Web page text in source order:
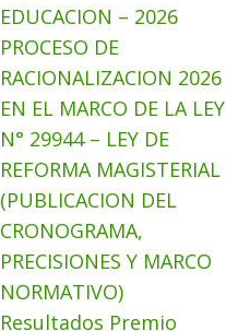
EDUCACION – 2026
PROCESO DE
RACIONALIZACION 2026
EN EL MARCO DE LA LEY
N° 29944 – LEY DE
REFORMA MAGISTERIAL
(PUBLICACION DEL
CRONOGRAMA,
PRECISIONES Y MARCO
NORMATIVO)
Resultados Premio